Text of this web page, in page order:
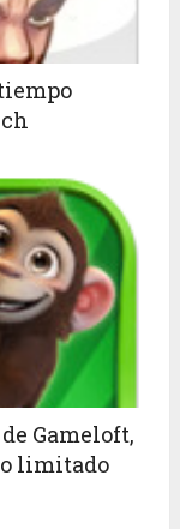
Gameloft,
limitado